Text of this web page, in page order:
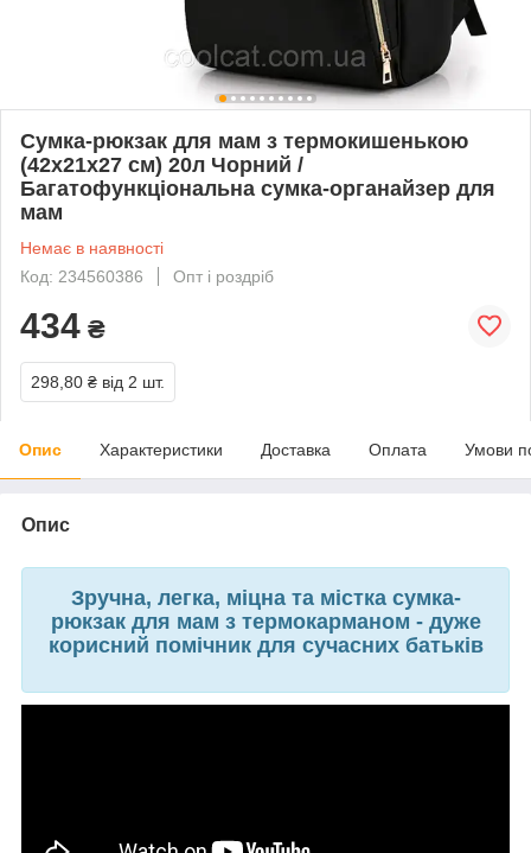
Сумка-рюкзак для мам з термокишенькою
(42х21х27 см) 20л Чорний /
Багатофункціональна сумка-органайзер для
мам
Немає в наявності
Код: 234560386
Опт і роздріб
434 ₴
298,80 ₴ від 2 шт.
Опис Характеристики Доставка Оплата Умови
Опис
Зручна, легка, міцна та містка сумка-
рюкзак для мам з термокарманом - дуже
корисний помічник для сучасних батьків